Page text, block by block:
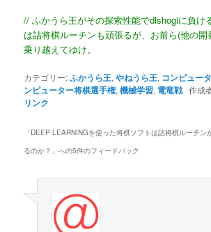
// ふかうら王がその探索性能でdlshogiに負け
は詰将棋ルーチンも頑張るが、お前ら(他の開
乗り越えてゆけ。
カテゴリー:ふかうら王,やねうら王, コンピュー
ンピューター将棋選手権,機械学習, 電竜戦 作成
リンク
「DEEP LEARNINGを使った将棋ソフトは詰将棋ルーチン
るのか？ 」への5件のフィードバック